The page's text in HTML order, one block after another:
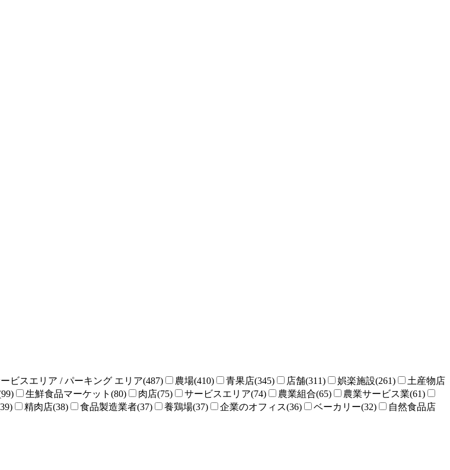
ビスエリア / パーキング エリア(487) 農場(410) 青果店(345) 店舗(311) 娯楽施設(261)
土産物店
生鮮食品マーケット(80) 肉店(75) サービスエリア(74) 農業組合(65)
農業サービス業(61)
精肉店(38) 食品製造業者(37) 養鶏場(37) 企業のオフィス(36) ベーカリー(32)
自然食品店